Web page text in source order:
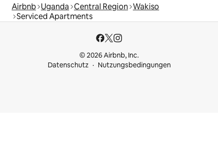
Airbnb Uganda Central Region Wakiso
Serviced Apartments
© 2026 Airbnb, Inc.
Datenschutz
Nutzungsbedingungen